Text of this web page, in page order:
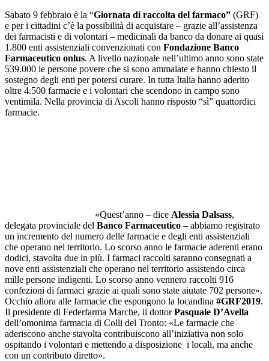
Sabato 9 febbraio è la “Giornata di raccolta del farmaco” (GRF)
e per i cittadini c’è la possibilità di acquistare – grazie all’assistenza
dei farmacisti e di volontari – medicinali da banco da donare ai quasi
1.800 enti assistenziali convenzionati con Fondazione Banco
Farmaceutico onlus. A livello nazionale nell’ultimo anno sono state
539.000 le persone povere che si sono ammalate e hanno chiesto il
sostegno degli enti per potersi curare. In tutta Italia hanno aderito
oltre 4.500 farmacie e i volontari che scendono in campo sono
ventimila. Nella provincia di Ascoli hanno risposto “sì” quattordici
farmacie.
«Quest’anno – dice Alessia Dalsass,
delegata provinciale del Banco Farmaceutico – abbiamo registrato
un incremento del numero delle farmacie e degli enti assistenziali
che operano nel territorio. Lo scorso anno le farmacie aderenti erano
dodici, stavolta due in più. I farmaci raccolti saranno consegnati a
nove enti assistenziali che operano nel territorio assistendo circa
mille persone indigenti. Lo scorso anno vennero raccolti 916
confezioni di farmaci grazie ai quali sono state aiutate 702 persone».
Occhio allora alle farmacie che espongono la locandina #GRF2019.
Il presidente di Federfarma Marche, il dottorPasquale D’Avella
dell’omonima farmacia di Colli del Tronto: «Le farmacie che
aderiscono anche stavolta contribuiscono all’iniziativa non solo
ospitando i volontari e mettendo a disposizione i locali, ma anche
con un contributo diretto».